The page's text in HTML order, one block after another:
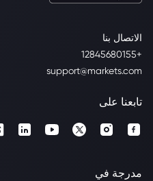
الاتصال بنا
+12845680155
support@markets.com
تابعنا على
مدرجة في